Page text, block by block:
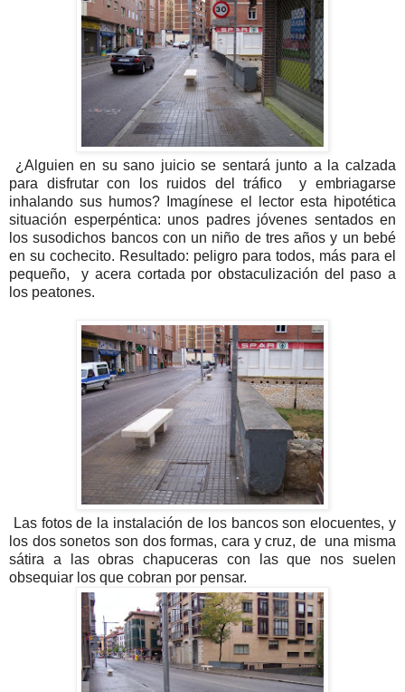
¿Alguien en su sano juicio se sentará junto a la calzada
para disfrutar con los ruidos del tráfico y embriagarse
inhalando sus humos? Imagínese el lector esta hipotética
situación esperpéntica: unos padres jóvenes sentados en
los susodichos bancos con un niño de tres años y un bebé
en su cochecito. Resultado: peligro para todos, más para el
pequeño, y acera cortada por obstaculización del paso a
los peatones.
Las fotos de la instalación de los bancos son elocuentes, y
los dos sonetos son dos formas, cara y cruz, de una misma
sátira a las obras chapuceras con las que nos suelen
obsequiar los que cobran por pensar.